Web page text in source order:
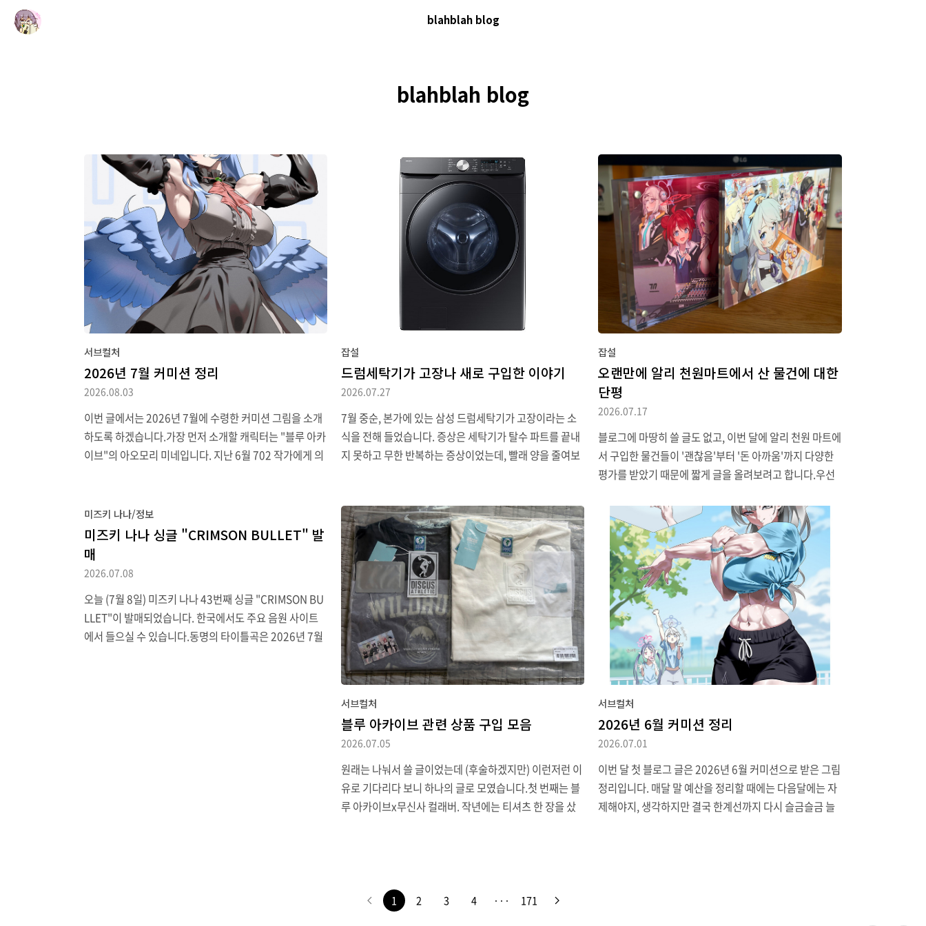
blahblah blog
blahblah blog
서브컬처
2026년 7월 커미션 정리
2026.08.03
이번 글에서는 2026년 7월에 수령한 커미션 그림을 소개
하도록 하겠습니다.가장 먼저 소개할 캐릭터는 "블루 아카
이브"의 아오모리 미네입니다. 지난 6월 702 작가에게 의
이브" 아오모리 미네 (블루 아카이브) [작가 702] pic.twit
ter.com/Ufytl1JrEG— Paranal (@nagato708) July
7, 2026다음 캐릭터는 기르 작가에게 의뢰한 이즈미모토
에이미입니다 (기간은 7월 1일에서 7일까지)팩형 아이스
형 아이스크림으로 냉찜질하는 '고전' 사진이 있을 정도로,
요즘같이 더운 날씨에 받으면 누구나 생각할 ..
잡설
드럼세탁기가 고장나 새로 구입한 이야기
2026.07.27
7월 중순, 본가에 있는 삼성 드럼세탁기가 고장이라는 소
식을 전해 들었습니다. 증상은 세탁기가 탈수 파트를 끝내
지 못하고 무한 반복하는 증상이었는데, 빨래 양을 줄여보
하지만 요즘 고객센터가 으레 그렇듯 사람과 연결하는 게
정말 힘들었습니다. 처음에는 ARS로 전화했더니 대기 상
태로 걸어놓다 시간이 초과되었다며 끊어 버리더군요. 그
래서 웹에서 접수하려고 하니 대부분의 고장은 'AI CS
봇'과 상담하라며 아예 수리 엔지니어 배정 단계로 넘어가
지도 않더군요. 몇 번 시도하다 차라리 전화 대기열 '뺑뺑
이'를 하는 게 낫겠다 싶어 계속 전화했더니 두 번만에 상담
원 연결에 성공했습니다.가장 빠른 날..
잡설
오랜만에 알리 천원마트에서 산 물건에 대한
단평
2026.07.17
블로그에 마땅히 쓸 글도 없고, 이번 달에 알리 천원 마트에
서 구입한 물건들이 '괜찮음'부터 '돈 아까움'까지 다양한
평가를 받았기 때문에 짧게 글을 올려보려고 합니다.우선
서 쓰던 타이머가 고장 났기 때문입니다. 타이머는 다 똑같
지, 하며 다이소에서 2천 원짜리 제품을 구입했지만 알람
소리가 작고 자석이 약해 냉장고에는 안 붙고 도색 없는 철
판에만 붙을 정도여서 알리 제품을 사보면 어떨까 싶어 구
입했습니다.처음에는 부엌 타이머 하면 생각나는 큰 버튼
세 개(분/초/시작)가 달린 제품을 살펴보다 관련 제품으로
다이얼식 제품이 나와 이쪽을 구입.5천 원짜리라 애초에
품질은 기대하지 않아 사진보다 싼 티가 나는 건 감안할 수
있는 부분이지만, 제품이 어필..
미즈키 나나/정보
미즈키 나나 싱글 "CRIMSON BULLET" 발
매
2026.07.08
오늘 (7월 8일) 미즈키 나나 43번째 싱글 "CRIMSON BU
LLET"이 발매되었습니다. 한국에서도 주요 음원 사이트
에서 들으실 수 있습니다.동명의 타이틀곡은 2026년 7월
서브컬처
블루 아카이브 관련 상품 구입 모음
2026.07.05
원래는 나눠서 쓸 글이었는데 (후술하겠지만) 이런저런 이
유로 기다리다 보니 하나의 글로 모였습니다.첫 번째는 블
루 아카이브x무신사 컬래버. 작년에는 티셔츠 한 장을 샀
는데 평범하게 두 봉지로 도착했네요.각 상품마다 쿠폰 카
서브컬처
2026년 6월 커미션 정리
2026.07.01
이번 달 첫 블로그 글은 2026년 6월 커미션으로 받은 그림
정리입니다. 매달 말 예산을 정리할 때에는 다음달에는 자
제해야지, 생각하지만 결국 한계선까지 다시 슬금슬금 늘
1 2 3 4 ··· 171